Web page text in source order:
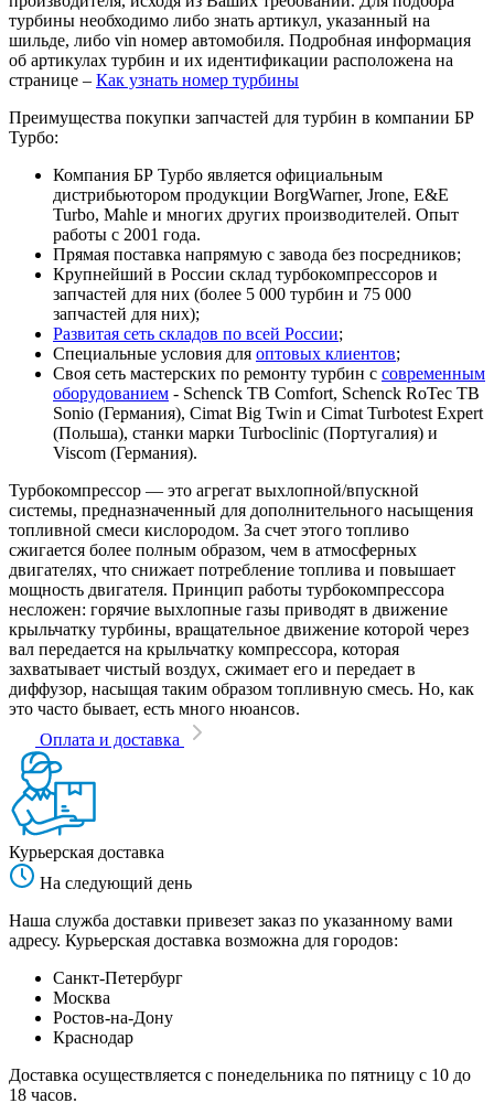
турбины необходимо либо знать артикул, указанный на
шильде, либо vin номер автомобиля. Подробная информация
об артикулах турбин и их идентификации расположена на
странице – Как узнать номер турбины
Преимущества покупки запчастей для турбин в компании БР
Турбо:
Компания БР Турбо является официальным
дистрибьютором продукции BorgWarner, Jrone, E&E
Turbo, Mahle и многих других производителей. Опыт
работы с 2001 года.
Прямая поставка напрямую с завода без посредников;
Крупнейший в России склад турбокомпрессоров и
запчастей для них (более 5 000 турбин и 75 000
запчастей для них);
Развитая сеть складов по всей России;
Специальные условия для оптовых клиентов;
Своя сеть мастерских по ремонту турбин с современным
оборудованием - Schenck TB Comfort, Schenck RoTec TB
Sonio (Германия), Cimat Big Twin и Cimat Turbotest Expert
(Польша), станки марки Turboclinic (Португалия) и
Viscom (Германия).
Турбокомпрессор — это агрегат выхлопной/впускной
системы, предназначенный для дополнительного насыщения
топливной смеси кислородом. За счет этого топливо
сжигается более полным образом, чем в атмосферных
двигателях, что снижает потребление топлива и повышает
мощность двигателя. Принцип работы турбокомпрессора
несложен: горячие выхлопные газы приводят в движение
крыльчатку турбины, вращательное движение которой через
вал передается на крыльчатку компрессора, которая
захватывает чистый воздух, сжимает его и передает в
диффузор, насыщая таким образом топливную смесь. Но, как
это часто бывает, есть много нюансов.
Оплата и доставка
Курьерская доставка
На следующий день
Наша служба доставки привезет заказ по указанному вами
адресу. Курьерская доставка возможна для городов:
Санкт-Петербург
Москва
Ростов-на-Дону
Краснодар
Доставка осуществляется с понедельника по пятницу с 10 до
18 часов.